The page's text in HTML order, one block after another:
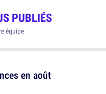
PUBLIÉS
équipe
en août